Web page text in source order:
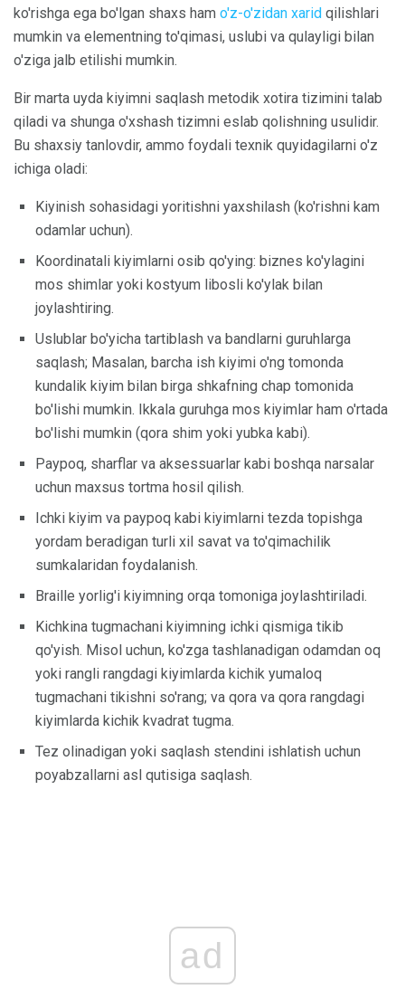
ko'rishga ega bo'lgan shaxs ham o'z-o'zidan xarid qilishlari
mumkin va elementning to'qimasi, uslubi va qulayligi bilan
o'ziga jalb etilishi mumkin.
Bir marta uyda kiyimni saqlash metodik xotira tizimini talab
qiladi va shunga o'xshash tizimni eslab qolishning usulidir.
Bu shaxsiy tanlovdir, ammo foydali texnik quyidagilarni o'z
ichiga oladi:
Kiyinish sohasidagi yoritishni yaxshilash (ko'rishni kam
odamlar uchun).
Koordinatali kiyimlarni osib qo'ying: biznes ko'ylagini
mos shimlar yoki kostyum libosli ko'ylak bilan
joylashtiring.
Uslublar bo'yicha tartiblash va bandlarni guruhlarga
saqlash; Masalan, barcha ish kiyimi o'ng tomonda
kundalik kiyim bilan birga shkafning chap tomonida
bo'lishi mumkin. Ikkala guruhga mos kiyimlar ham o'rtada
bo'lishi mumkin (qora shim yoki yubka kabi).
Paypoq, sharflar va aksessuarlar kabi boshqa narsalar
uchun maxsus tortma hosil qilish.
Ichki kiyim va paypoq kabi kiyimlarni tezda topishga
yordam beradigan turli xil savat va to'qimachilik
sumkalaridan foydalanish.
Braille yorlig'i kiyimning orqa tomoniga joylashtiriladi.
Kichkina tugmachani kiyimning ichki qismiga tikib
qo'yish. Misol uchun, ko'zga tashlanadigan odamdan oq
yoki rangli rangdagi kiyimlarda kichik yumaloq
tugmachani tikishni so'rang; va qora va qora rangdagi
kiyimlarda kichik kvadrat tugma.
Tez olinadigan yoki saqlash stendini ishlatish uchun
poyabzallarni asl qutisiga saqlash.
ad